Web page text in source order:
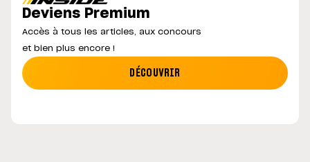
Deviens Premium
Accès à tous les articles, aux concours
et bien plus encore !
DÉCOUVRIR